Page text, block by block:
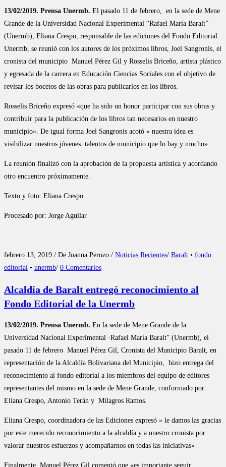
13/02/2019. Prensa Unermb. El pasado 11 de febrero, en la sede de Mene
Grande de la Universidad Nacional Experimental “Rafael María Baralt”
(Unermb), Eliana Crespo, responsable de las ediciones del Fondo Editorial
Unermb, se reunió con los autores de los próximos libros, Joel Sangronis, el
cronista del municipio Manuel Pérez Gil y Rosselis Briceño, artista plástico
y egresada de la carrera en Educación Ciencias Sociales con el objetivo de
revisar los bocetos de las obras para publicarlos en los libros.
Rosselis Briceño expresó «que ha sido un honor participar con sus obras y
contribuir para la publicación de los libros tan necesarios en nuestro
municipio». De igual forma Joel Sangronis acotó » nuestra idea es
visibilizar nuestros jóvenes talentos de municipio que lo hay y mucho»
La reunión finalizó con la aprobación de la propuesta artística y acordando
otro encuentro próximamente.
Texto y foto: Eliana Crespo
Procesado por: Jorge Aguilar
febrero 13, 2019 / De Joanna Perozo / Noticias Recientes/ Baralt • fondo
editorial • unermb/ 0 Comentarios
Alcaldía de Baralt entregó reconocimiento al
Fondo Editorial de la Unermb
13/02/2019. Prensa Unermb. En la sede de Mene Grande de la
Universidad Nacional Experimental ·Rafael María Baralt” (Unermb), el
pasado 11 de febrero Manuel Pérez Gil, Cronista del Municipio Baralt, en
representación de la Alcaldía Bolivariana del Municipio, hizo entrega del
reconocimiento al fondo editorial a los miembros del equipo de editores
representantes del mismo en la sede de Mene Grande, conformado por:
Eliana Crespo, Antonio Terán y Milagros Ramos.
Eliana Crespo, coordinadora de las Ediciones expresó » le damos las gracias
por este merecido reconocimiento a la alcaldía y a nuestro cronista por
valorar nuestros esfuerzos y acompañarnos en todas las iniciativas»
Finalmente, Manuel Pérez Gil comentó que «es importante seguir